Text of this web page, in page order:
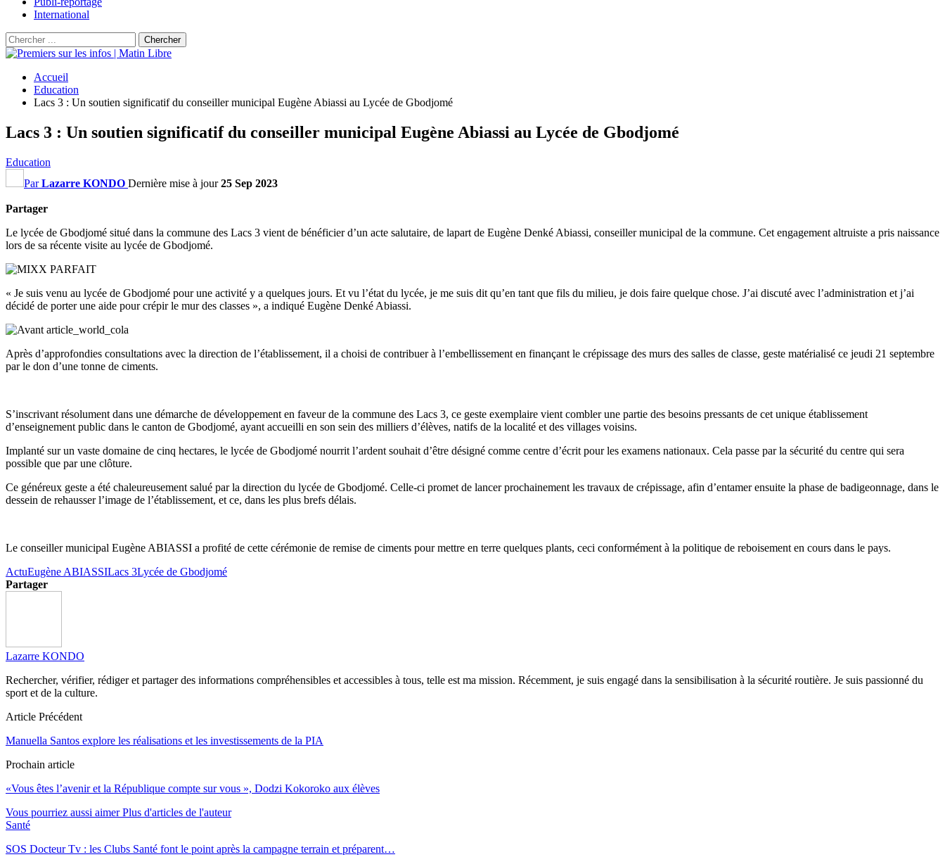
International
Accueil
Education
Lacs 3 : Un soutien significatif du conseiller municipal Eugène Abiassi au Lycée de Gbodjomé
Lacs 3 : Un soutien significatif du conseiller municipal Eugène Abiassi au Lycée de Gbodjomé
Education
ParLazarre KONDO Dernière mise à jour25 Sep 2023
Partager
Le lycée de Gbodjomé situé dans la commune des Lacs 3 vient de bénéficier d’un acte salutaire, de lapart de Eugène Denké Abiassi, conseiller municipal de la commune. Cet engagement altruiste a pris naissance
lors de sa récente visite au lycée de Gbodjomé.
« Je suis venu au lycée de Gbodjomé pour une activité y a quelques jours. Et vu l’état du lycée, je me suis dit qu’en tant que fils du milieu, je dois faire quelque chose. J’ai discuté avec l’administration et j’ai
décidé de porter une aide pour crépir le mur des classes », a indiqué Eugène Denké Abiassi.
Après d’approfondies consultations avec la direction de l’établissement, il a choisi de contribuer à l’embellissement en finançant le crépissage des murs des salles de classe, geste matérialisé ce jeudi 21 septembre
par le don d’une tonne de ciments.
S’inscrivant résolument dans une démarche de développement en faveur de la commune des Lacs 3, ce geste exemplaire vient combler une partie des besoins pressants de cet unique établissement
d’enseignement public dans le canton de Gbodjomé, ayant accueilli en son sein des milliers d’élèves, natifs de la localité et des villages voisins.
Implanté sur un vaste domaine de cinq hectares, le lycée de Gbodjomé nourrit l’ardent souhait d’être désigné comme centre d’écrit pour les examens nationaux. Cela passe par la sécurité du centre qui sera
possible que par une clôture.
Ce généreux geste a été chaleureusement salué par la direction du lycée de Gbodjomé. Celle-ci promet de lancer prochainement les travaux de crépissage, afin d’entamer ensuite la phase de badigeonnage, dans le
dessein de rehausser l’image de l’établissement, et ce, dans les plus brefs délais.
Le conseiller municipal Eugène ABIASSI a profité de cette cérémonie de remise de ciments pour mettre en terre quelques plants, ceci conformément à la politique de reboisement en cours dans le pays.
ActuEugène ABIASSILacs 3Lycée de Gbodjomé
Partager
Lazarre KONDO
Rechercher, vérifier, rédiger et partager des informations compréhensibles et accessibles à tous, telle est ma mission. Récemment, je suis engagé dans la sensibilisation à la sécurité routière. Je suis passionné du
sport et de la culture.
Article Précédent
Manuella Santos explore les réalisations et les investissements de la PIA
Prochain article
«Vous êtes l’avenir et la République compte sur vous », Dodzi Kokoroko aux élèves
Vous pourriez aussi aimer Plus d'articles de l'auteur
Santé
SOS Docteur Tv : les Clubs Santé font le point après la campagne terrain et préparent…